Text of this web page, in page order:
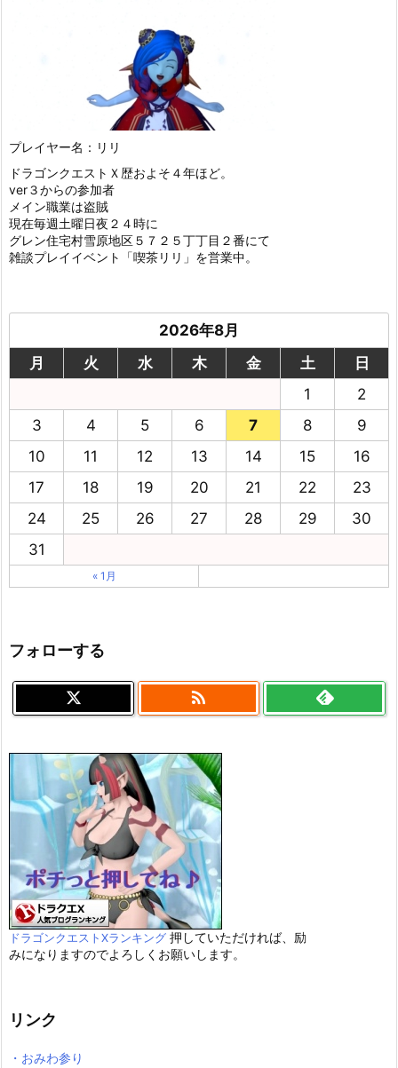
プレイヤー名：リリ
ドラゴンクエストＸ歴およそ４年ほど。
ver３からの参加者
メイン職業は盗賊
現在毎週土曜日夜２４時に
グレン住宅村雪原地区５７２５丁丁目２番にて
雑談プレイイベント「喫茶リリ」を営業中。
2026年8月
月
火 水 木 金 土
日
1
2
3
4 5 6 7 8
9
10
11 12 13 14 15
16
17
18 19 20 21 22
23
24
25 26 27 28 29
30
31
« 1月
フォローする

ドラゴンクエストXランキング 押していただければ、励
みになりますのでよろしくお願いします。
リンク
・おみわ参り